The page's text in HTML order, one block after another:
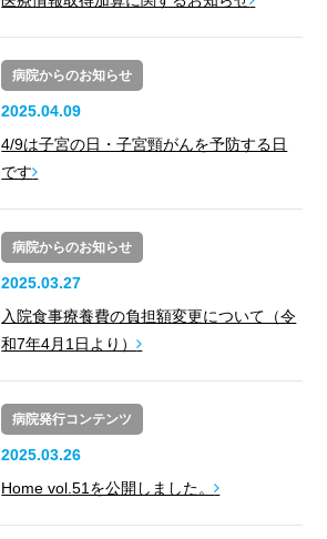
病院からのお知らせ
2025.04.09
4/9は子宮の日・子宮頸がんを予防する日
です
病院からのお知らせ
2025.03.27
入院食事療養費の負担額変更について（令
和7年4月1日より）
病院発行コンテンツ
2025.03.26
Home vol.51を公開しました。